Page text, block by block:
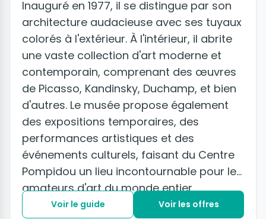
Inauguré en 1977, il se distingue par son
architecture audacieuse avec ses tuyaux
colorés à l'extérieur. À l'intérieur, il abrite
une vaste collection d'art moderne et
contemporain, comprenant des œuvres
de Picasso, Kandinsky, Duchamp, et bien
d'autres. Le musée propose également
des expositions temporaires, des
performances artistiques et des
événements culturels, faisant du Centre
Pompidou un lieu incontournable pour les
amateurs d'art du monde entier.
Voir le guide Voir les offres